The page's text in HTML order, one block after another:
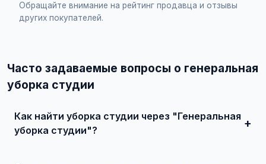
Обращайте внимание на рейтинг продавца и отзывы
других покупателей.
Часто задаваемые вопросы о генеральная
уборка студии
Как найти уборка студии через "Генеральная
уборка студии"?